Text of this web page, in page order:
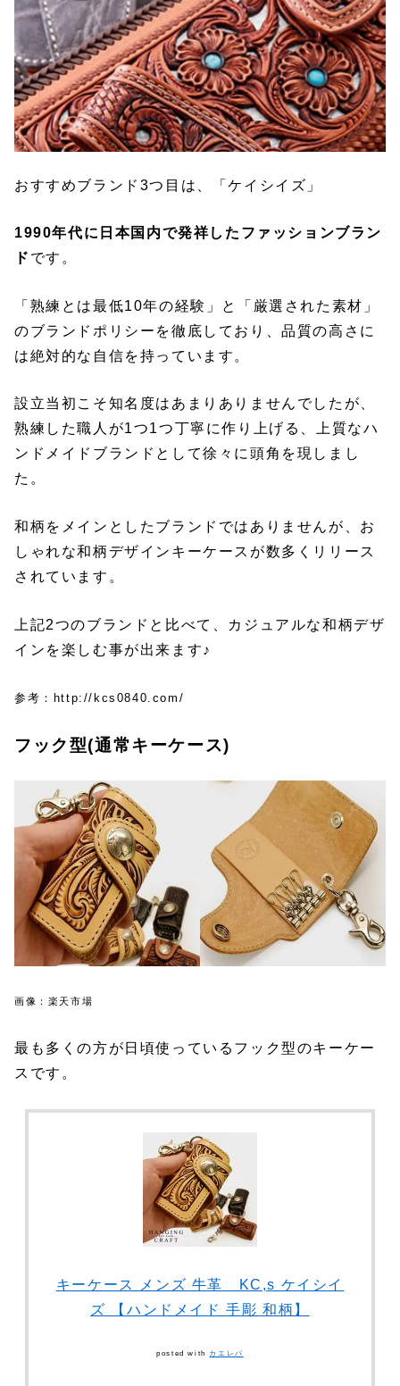
おすすめブランド3つ目は、「ケイシイズ」
1990年代に日本国内で発祥したファッションブラン
ド です。
「熟練とは最低10年の経験」と「厳選された素材」
のブランドポリシーを徹底しており、品質の高さに
は絶対的な自信を持っています。
設立当初こそ知名度はあまりありませんでしたが、
熟練した職人が1つ1つ丁寧に作り上げる、上質なハ
ンドメイドブランドとして徐々に頭角を現しまし
た。
和柄をメインとしたブランドではありませんが、お
しゃれな和柄デザインキーケースが数多くリリース
されています。
上記2つのブランドと比べて、カジュアルな和柄デザ
インを楽しむ事が出来ます♪
参考：http://kcs0840.com/
フック型(通常キーケース)
画像：楽天市場
最も多くの方が日頃使っているフック型のキーケー
スです。
キーケース メンズ 牛革 KC,s ケイシイ
ズ 【ハンドメイド 手彫 和柄】
posted with カエレバ